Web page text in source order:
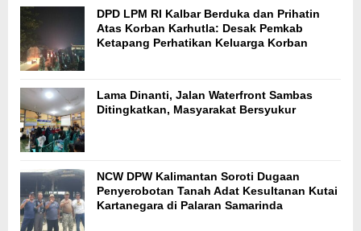
DPD LPM RI Kalbar Berduka dan Prihatin
Atas Korban Karhutla: Desak Pemkab
Ketapang Perhatikan Keluarga Korban
Lama Dinanti, Jalan Waterfront Sambas
Ditingkatkan, Masyarakat Bersyukur
NCW DPW Kalimantan Soroti Dugaan
Penyerobotan Tanah Adat Kesultanan Kutai
Kartanegara di Palaran Samarinda